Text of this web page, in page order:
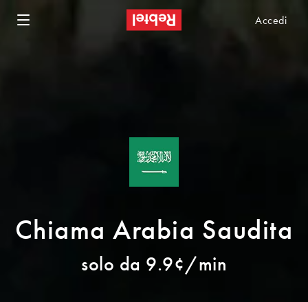
Accedi
Chiama Arabia Saudita
solo da 9.9¢/min